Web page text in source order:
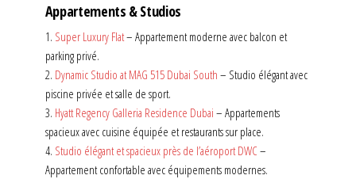
Appartements & Studios
1. Super Luxury Flat– Appartement moderne avec balcon et
parking privé.
2. Dynamic Studio at MAG 515 Dubai South – Studio élégant avec
piscine privée et salle de sport.
3. Hyatt Regency Galleria Residence Dubai – Appartements
spacieux avec cuisine équipée et restaurants sur place.
4. Studio élégant et spacieux près de l’aéroport DWC –
Appartement confortable avec équipements modernes.